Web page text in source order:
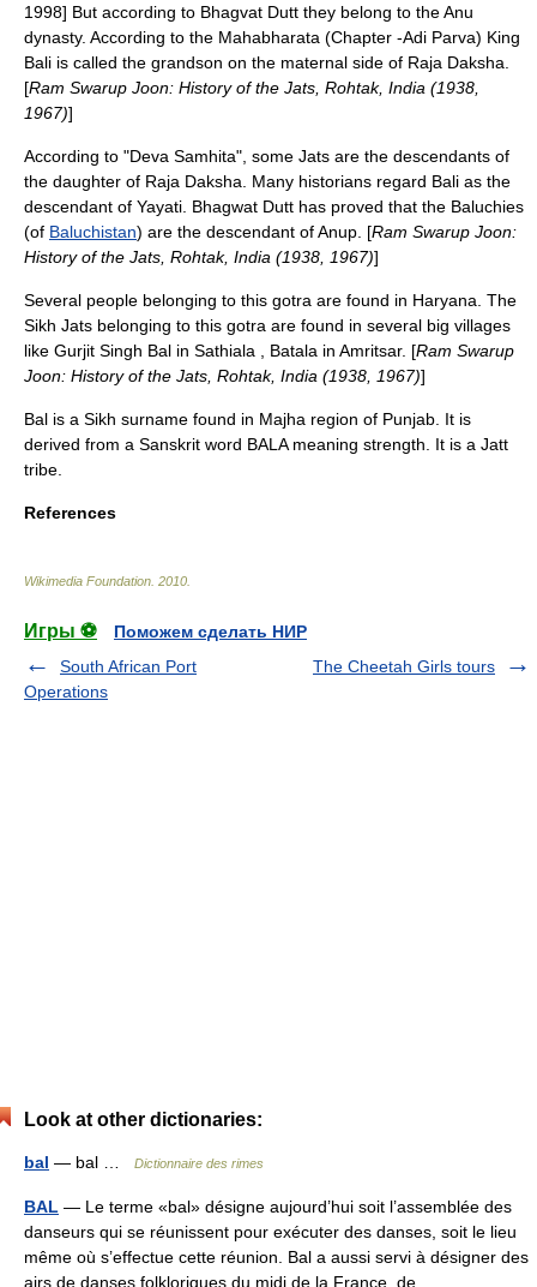
1998] But according to Bhagvat Dutt they belong to theAnu
dynasty. According to the Mahabharata (Chapter -Adi Parva) King
Bali is called the grandson on the maternal side of Raja Daksha
[Ram Swarup Joon: History of the Jats, Rohtak, India (1938,
1967)]
According to "Deva Samhita", some Jats are the descendants of
the daughter of Raja Daksha . Many historians regard Bali as the
descendant of Yayati . Bhagwat Dutt has proved that the Baluchies
(of Baluchistan) are the descendant of Anup. [Ram Swarup Joon:
History of the Jats, Rohtak, India (1938, 1967)]
Several people belonging to this gotra are found in Haryana . The
Sikh Jats belonging to this gotra are found in several big villages
like Gurjit Singh Bal in Sathiala , Batala in Amritsar. [Ram Swarup
Joon: History of the Jats, Rohtak, India (1938, 1967)]
Bal is a Sikh surname found in Majha region of Punjab. It is
derived from a Sanskrit word BALA meaning strength. It is a Jatt
tribe.
References
Wikimedia Foundation 2010
Игры ⚽
Поможем сделать НИР
South African Port
Operations
The Cheetah Girls tours
Look at other dictionaries:
bal — bal … Dictionnaire des rimes
BAL — Le terme «bal» désigne aujourd’hui soit l’assemblée des
danseurs qui se réunissent pour exécuter des danses, soit le lieu
même où s’effectue cette réunion. Bal a aussi servi à désigner des
airs de danses folkloriques du midi de la France, de… …